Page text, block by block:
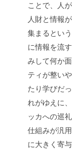
ことで、人
人財と情報
集まるとい
に情報を流
みして何か
ティが整い
たり学びだ
れがゆえに
ッカへの巡
仕組みが汎
に大きく寄